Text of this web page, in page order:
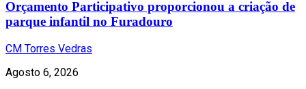
Orçamento Participativo proporcionou a criação de
parque infantil no Furadouro
CM Torres Vedras
Agosto 6, 2026